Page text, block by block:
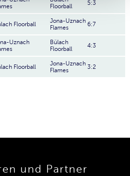
Floorball
5:3
Floorball
Jona-Uznach
Flames
6:7
Uznach
Bülach
Floorball
4:3
Floorball
Jona-Uznach
Flames
3:2
und Partner